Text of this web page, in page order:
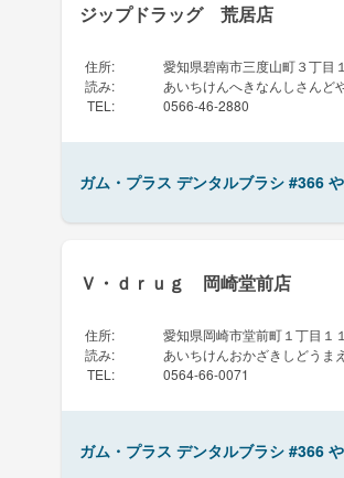
ジップドラッグ 荒居店
住所:
愛知県碧南市三度山町３丁目
読み:
あいちけんへきなんしさんど
TEL : 0566-46-2880
ガム・プラス デンタルブラシ #366
Ｖ・ｄｒｕｇ 岡崎堂前店
住所:
愛知県岡崎市堂前町１丁目１
読み:
あいちけんおかざきしどうま
TEL : 0564-66-0071
ガム・プラス デンタルブラシ #366